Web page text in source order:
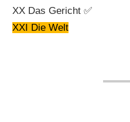
XX Das Gericht ✅
XXI Die Welt